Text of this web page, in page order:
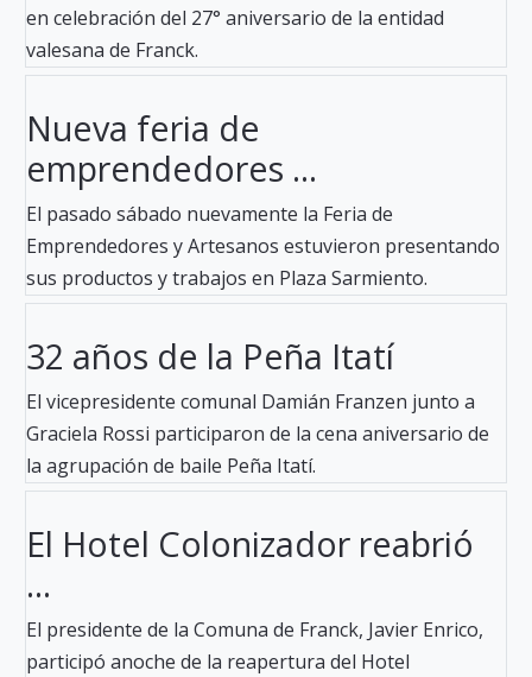
en celebración del 27° aniversario de la entidad
valesana de Franck.
Nueva feria de
emprendedores ...
El pasado sábado nuevamente la Feria de
Emprendedores y Artesanos estuvieron presentando
sus productos y trabajos en Plaza Sarmiento.
32 años de la Peña Itatí
El vicepresidente comunal Damián Franzen junto a
Graciela Rossi participaron de la cena aniversario de
la agrupación de baile Peña Itatí.
El Hotel Colonizador reabrió
...
El presidente de la Comuna de Franck, Javier Enrico,
participó anoche de la reapertura del Hotel